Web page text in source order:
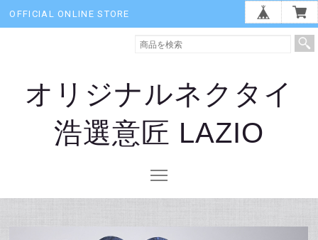
OFFICIAL ONLINE STORE
オリジナルネクタイ
浩選意匠 LAZIO